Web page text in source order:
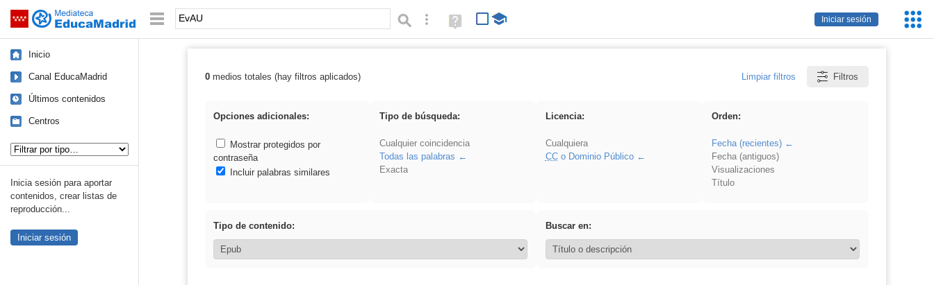
Saltar navegación
Iniciar sesión
Palabra o frase: Búsqueda avanzada
Ayuda
(en
Inicio
Canal EducaMadrid
Últimos contenidos
Centros
Inicia sesión para aportar
contenidos, crear listas de
reproducción...
Iniciar sesión
Resultados de: EvAU
0medios totales (hay filtros aplicados) Limpiar filtros Filtros
Opciones adicionales:
Mostrar protegidos por
contraseña
Incluir palabras similares
Tipo de búsqueda:
Cualquier coincidencia
Todas las palabras
Exacta
Licencia:
Cualquiera
CCo Dominio Público
Orden:
Fecha (recientes)
Fecha (antiguos)
Visualizaciones
Título
Tipo de contenido: Buscar en: